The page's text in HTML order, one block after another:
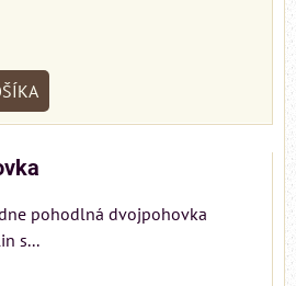
pohodlná dvojpohovka
s...